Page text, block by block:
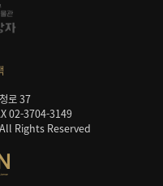
로 37
02-3704-3149
Rights Reserved